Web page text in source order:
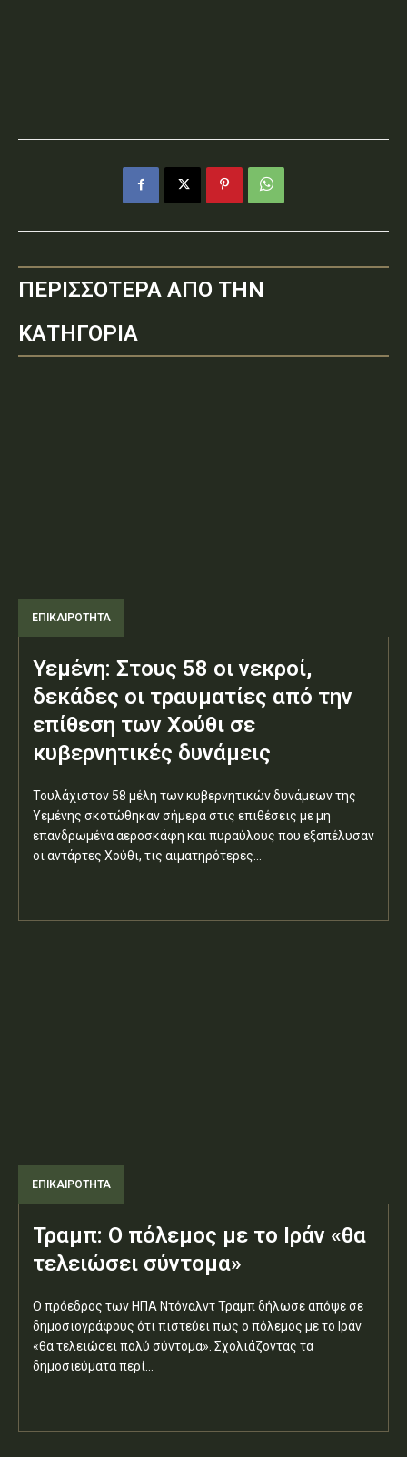
ΠΕΡΙΣΣΟΤΕΡΑ ΑΠΟ ΤΗΝ
ΚΑΤΗΓΟΡΙΑ
ΕΠΙΚΑΙΡΟΤΗΤΑ
Υεμένη: Στους 58 οι νεκροί,
δεκάδες οι τραυματίες από την
επίθεση των Χούθι σε
κυβερνητικές δυνάμεις
Τουλάχιστον 58 μέλη των κυβερνητικών δυνάμεων της
Υεμένης σκοτώθηκαν σήμερα στις επιθέσεις με μη
επανδρωμένα αεροσκάφη και πυραύλους που εξαπέλυσαν
οι αντάρτες Χούθι, τις αιματηρότερες...
ΕΠΙΚΑΙΡΟΤΗΤΑ
Τραμπ: Ο πόλεμος με το Ιράν «θα
τελειώσει σύντομα»
Ο πρόεδρος των ΗΠΑ Ντόναλντ Τραμπ δήλωσε απόψε σε
δημοσιογράφους ότι πιστεύει πως ο πόλεμος με το Ιράν
«θα τελειώσει πολύ σύντομα». Σχολιάζοντας τα
δημοσιεύματα περί...